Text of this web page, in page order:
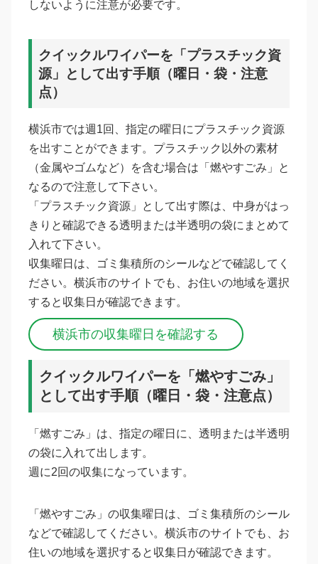
しないように注意が必要です。
クイックルワイパーを「プラスチック資
源」として出す手順（曜日・袋・注意
点）
横浜市では週1回、指定の曜日にプラスチック資源
を出すことができます。プラスチック以外の素材
（金属やゴムなど）を含む場合は「燃やすごみ」と
なるので注意して下さい。
「プラスチック資源」として出す際は、中身がはっ
きりと確認できる透明または半透明の袋にまとめて
入れて下さい。
収集曜日は、ゴミ集積所のシールなどで確認してく
ださい。横浜市のサイトでも、お住いの地域を選択
すると収集日が確認できます。
横浜市の収集曜日を確認する
クイックルワイパーを「燃やすごみ」
として出す手順（曜日・袋・注意点）
「燃すごみ」は、指定の曜日に、透明または半透明
の袋に入れて出します。
週に2回の収集になっています。
「燃やすごみ」の収集曜日は、ゴミ集積所のシール
などで確認してください。横浜市のサイトでも、お
住いの地域を選択すると収集日が確認できます。